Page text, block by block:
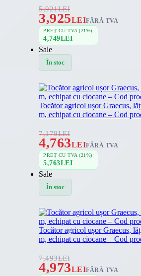
5,921LEI
3,925LEIFĂRĂ TVA
PREȚ CU TVA (21%):
4,749LEI
Sale
În stoc
Tocător agricol ușor Graecus,
m, echipat cu ciocane – Cod
7,179LEI
4,763LEIFĂRĂ TVA
PREȚ CU TVA (21%):
5,763LEI
Sale
În stoc
Tocător agricol ușor Graecus,
m, echipat cu ciocane – Cod
7,493LEI
4,973LEIFĂRĂ TVA